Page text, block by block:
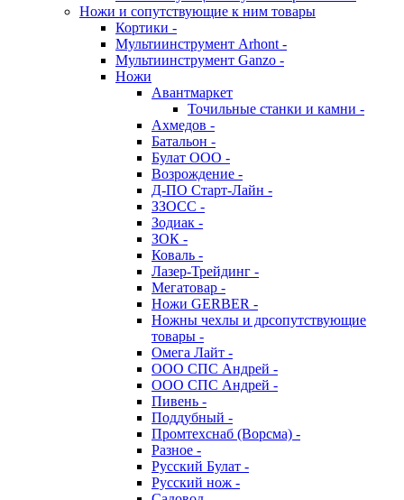
Ножи и сопутствующие к ним товары
Кортики -
Мультиинструмент Arhont -
Мультиинструмент Ganzo -
Ножи
Авантмаркет
Точильные станки и камни -
Ахмедов -
Батальон -
Булат ООО -
Возрождение -
Д-ПО Старт-Лайн -
ЗЗОСС -
Зодиак -
ЗОК -
Коваль -
Лазер-Трейдинг -
Мегатовар -
Ножи GERBER -
Ножны чехлы и дрсопутствующие
товары -
Омега Лайт -
ООО СПС Андрей -
ООО СПС Андрей -
Пивень -
Поддубный -
Промтехснаб (Ворсма) -
Разное -
Русский Булат -
Русский нож -